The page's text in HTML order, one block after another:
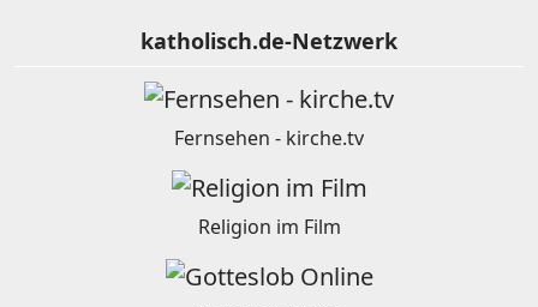
katholisch.de-Netzwerk
Fernsehen - kirche.tv
Religion im Film